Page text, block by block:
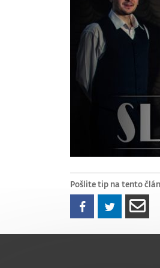
Pošlite tip na tento